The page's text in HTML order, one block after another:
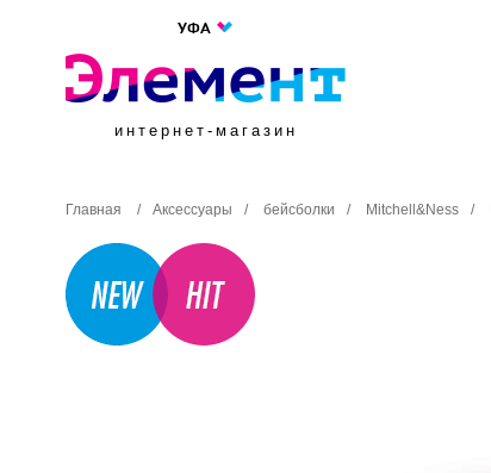
УФА
интернет-магазин
Главная / Аксессуары / бейсболки / Mitchell&Ness /